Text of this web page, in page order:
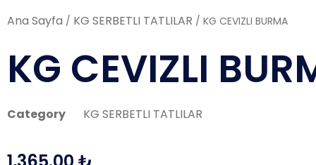
Ana Sayfa / KG SERBETLI TATLILAR / KG CEVIZLI BURMA
KG CEVIZLI
Category KG SERBETLI TATLILAR